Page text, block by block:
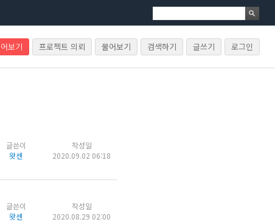
보기 프로젝트 의뢰 물어보기 검색하기 글쓰기 로그인
글쓴이
왓센
작성일
2020.09.02 06:18
글쓴이
왓센
작성일
2020.08.29 02:00